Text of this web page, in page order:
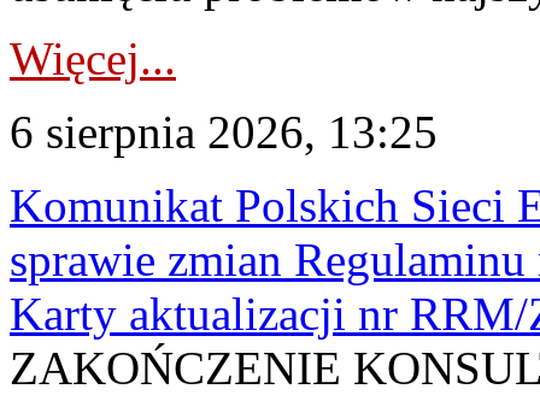
Więcej...
6 sierpnia 2026, 13:25
Komunikat Polskich Sieci
sprawie zmian
Karty aktualizacji nr
ZAKOŃCZENIE